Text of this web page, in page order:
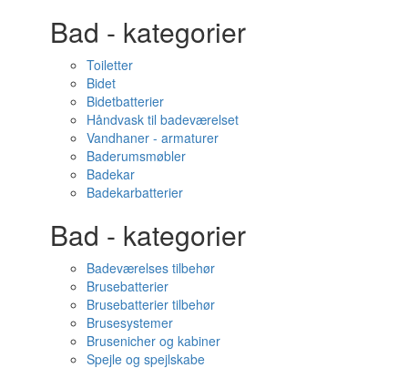
Bad - kategorier
Toiletter
Bidet
Bidetbatterier
Håndvask til badeværelset
Vandhaner - armaturer
Baderumsmøbler
Badekar
Badekarbatterier
Bad - kategorier
Badeværelses tilbehør
Brusebatterier
Brusebatterier tilbehør
Brusesystemer
Brusenicher og kabiner
Spejle og spejlskabe